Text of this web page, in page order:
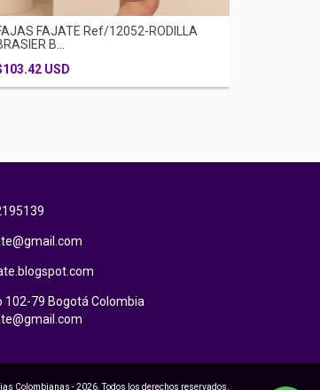
FAJATE Ref/12052-RODILLA
B...
USD
102-79 Bogotá Colombia
Colombianas - 2026. Todos los derechos reservados.